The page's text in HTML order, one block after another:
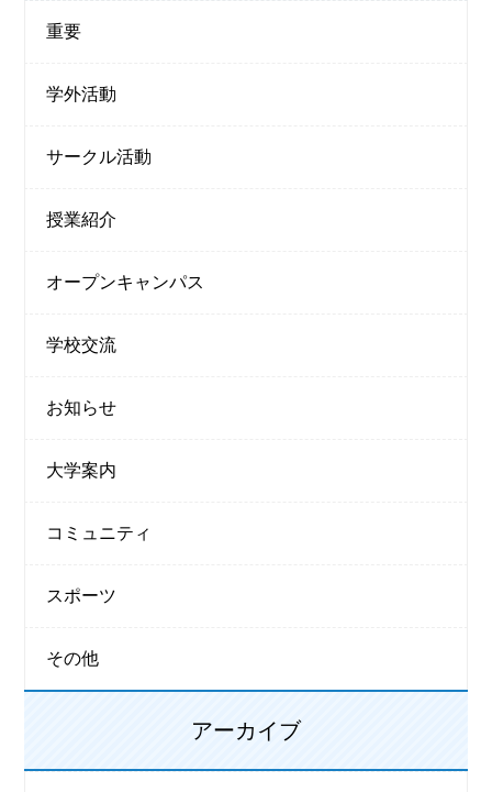
重要
学外活動
サークル活動
授業紹介
オープンキャンパス
学校交流
お知らせ
大学案内
コミュニティ
スポーツ
その他
アーカイブ